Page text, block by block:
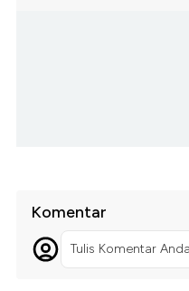
Komentar
Tulis Komentar